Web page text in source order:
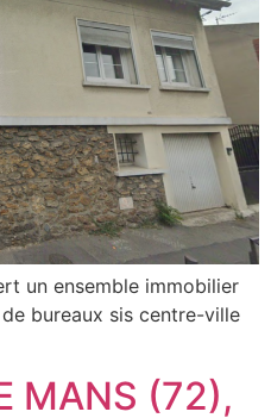
un ensemble immobilier
bureaux sis centre-ville
MANS (72),